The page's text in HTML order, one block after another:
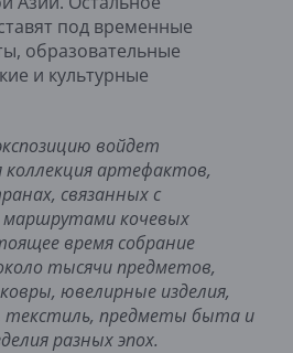
под временные
образовательные
и культурные
войдет
артефактов,
связанных с
маршрутами кочевых
время собрание
тысячи предметов,
ювелирные изделия,
текстиль, предметы быта и
разных эпох.